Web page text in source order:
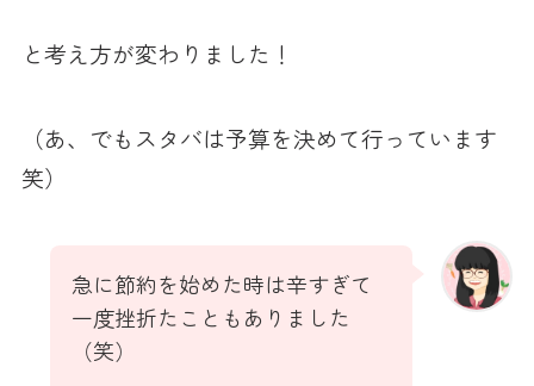
と考え方が変わりました！
（あ、でもスタバは予算を決めて行っています
笑）
急に節約を始めた時は辛すぎて
一度挫折たこともありました
（笑）